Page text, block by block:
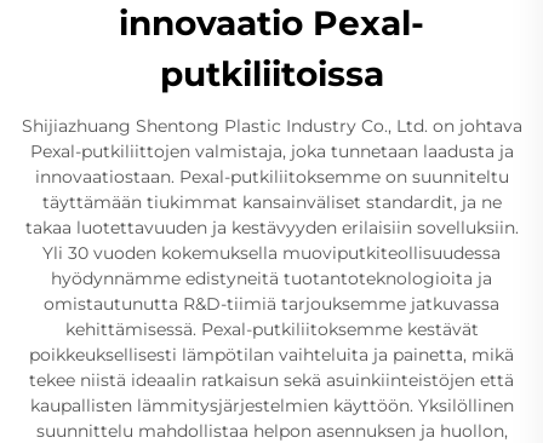
innovaatio Pexal-
putkiliitoissa
Shijiazhuang Shentong Plastic Industry Co., Ltd. on johtava
Pexal-putkiliittojen valmistaja, joka tunnetaan laadusta ja
innovaatiostaan. Pexal-putkiliitoksemme on suunniteltu
täyttämään tiukimmat kansainväliset standardit, ja ne
takaa luotettavuuden ja kestävyyden erilaisiin sovelluksiin.
Yli 30 vuoden kokemuksella muoviputkiteollisuudessa
hyödynnämme edistyneitä tuotantoteknologioita ja
omistautunutta R&D-tiimiä tarjouksemme jatkuvassa
kehittämisessä. Pexal-putkiliitoksemme kestävät
poikkeuksellisesti lämpötilan vaihteluita ja painetta, mikä
tekee niistä ideaalin ratkaisun sekä asuinkiinteistöjen että
kaupallisten lämmitysjärjestelmien käyttöön. Yksilöllinen
suunnittelu mahdollistaa helpon asennuksen ja huollon,